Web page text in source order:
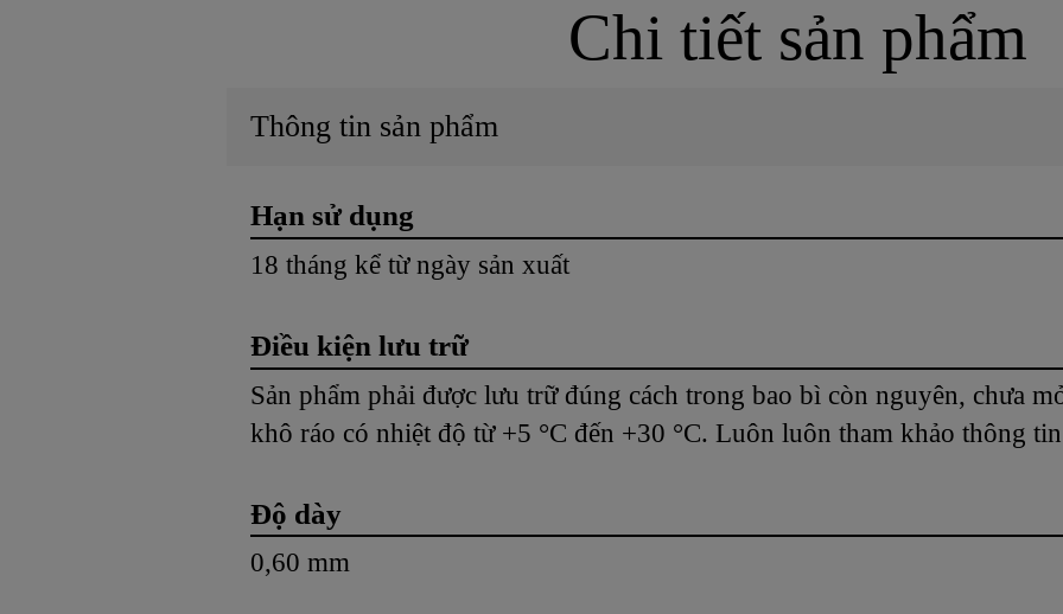
Chi tiết sản phẩm
Thông tin sản phẩm
Hạn sử dụng
18 tháng kể từ ngày sản xuất
Điều kiện lưu trữ
Sản phẩm phải được lưu trữ đúng cách trong bao bì còn nguyên, chưa
khô ráo có nhiệt độ từ +5 °C đến +30 °C. Luôn luôn tham khảo thông
Độ dày
0,60 mm